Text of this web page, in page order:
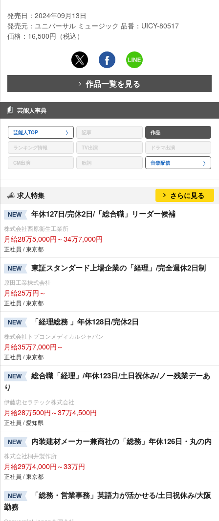
発売日：2024年09月13日
発売元：ユニバーサル ミュージック 品番：UICY-80517
価格：16,500円（税込）
作品一覧を見る
芸能人事典
芸能人TOP 記事 作品
ランキング情報 TV出演 ドラマ出演
CM出演 歌詞 音楽配信
求人特集 さらに見る
NEW 年休127日/完休2日/「総合職」リーダー候補
株式会社西原衛生工業所
月給28万5,000円～34万7,000円
正社員 / 東京都
NEW 東証スタンダード上場企業の「経理」/完全週休2日制
原田工業株式会社
月給25万円～
正社員 / 東京都
NEW 「経理総務 」年休128日/完休2日
株式会社トプコンメディカルジャパン
月給35万7,000円～
正社員 / 東京都
NEW
総合職「経理」/年休123日/土日祝休み/ノー残業デーあ
り
伊藤忠セラテック株式会社
月給28万500円～37万4,500円
正社員 / 愛知県
NEW 内装建材メーカー兼商社の「総務」年休126日・丸の内
株式会社桐井製作所
月給29万4,000円～33万円
正社員 / 東京都
NEW
「総務・営業事務」英語力が活かせる/土日祝休み/大阪
勤務